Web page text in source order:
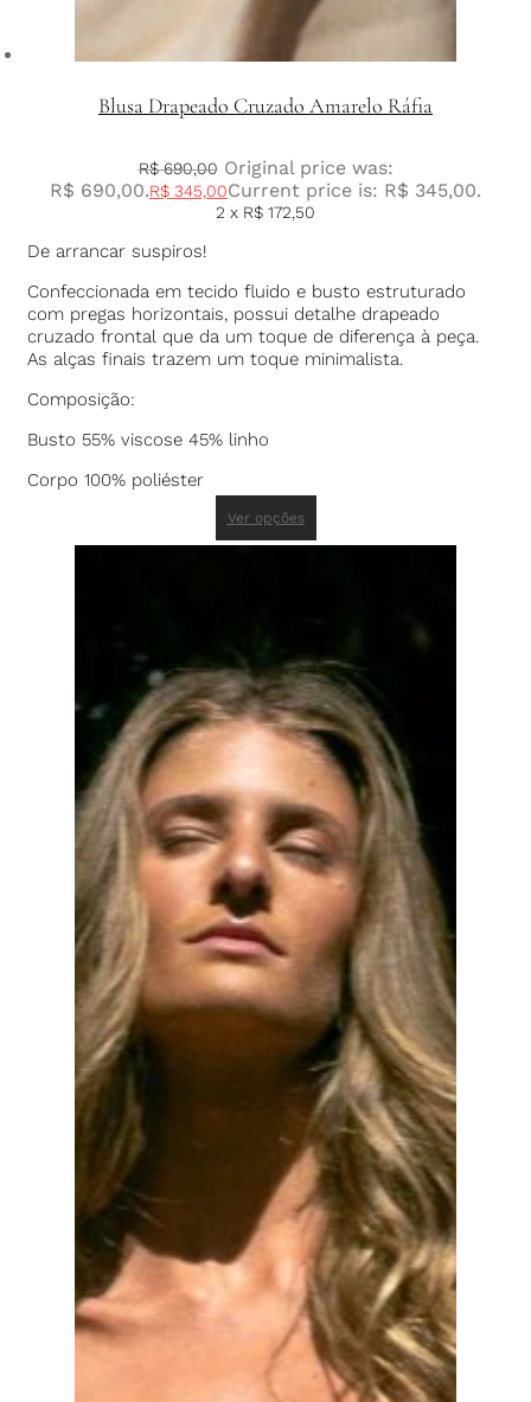
Blusa Drapeado Cruzado Amarelo Ráfia
R$690,00 Original price was:
R$ 690,00.R$ 345,00Current price is: R$ 345,00.
2 x R$ 172,50
De arrancar suspiros!
Confeccionada em tecido fluido e busto estruturado
com pregas horizontais, possui detalhe drapeado
cruzado frontal que da um toque de diferença à peça.
As alças finais trazem um toque minimalista.
Composição:
Busto 55% viscose 45% linho
Corpo 100% poliéster
Ver opções